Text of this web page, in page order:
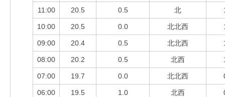
11:00 20.5 0.5 北
10:00 20.5 0.0 北北西
09:00 20.4 0.5 北北西
08:00 20.2 0.5 北西
07:00 19.7 0.0 北北西
06:00 19.5 1.0 北西